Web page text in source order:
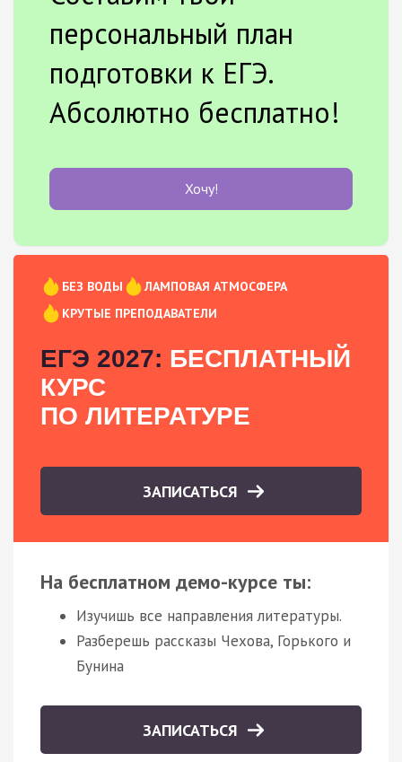
персональный план
подготовки к ЕГЭ.
Абсолютно бесплатно!
Хочу!
БЕЗ ВОДЫ
ЛАМПОВАЯ АТМОСФЕРА
КРУТЫЕ ПРЕПОДАВАТЕЛИ
ЕГЭ 2027: БЕСПЛАТНЫЙ
КУРС
ПО ЛИТЕРАТУРЕ
ЗАПИСАТЬСЯ
На бесплатном демо-курсе ты:
Изучишь все направления литературы.
Разберешь рассказы Чехова, Горького и
Бунина
ЗАПИСАТЬСЯ